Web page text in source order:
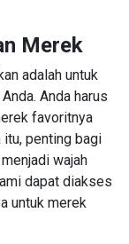
Merek
adalah untuk
Anda harus
favoritnya
itu, penting bagi
wajah
dapat diakses
untuk merek